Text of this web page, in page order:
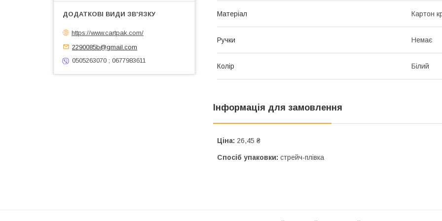
Матеріал Картон
Ручки Немає
Колір Білий
Інформація для замовлення
Ціна: 26,45 ₴
Спосіб упаковки: стрейч-плівка
https://www.cartpak.com/
2290085b@gmail.com
0505263070 ; 0677983611